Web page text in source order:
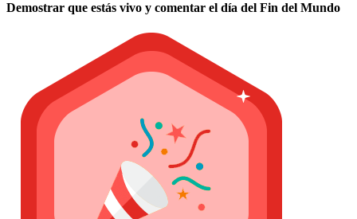
Demostrar que estás vivo y comentar el día del Fin del Mundo